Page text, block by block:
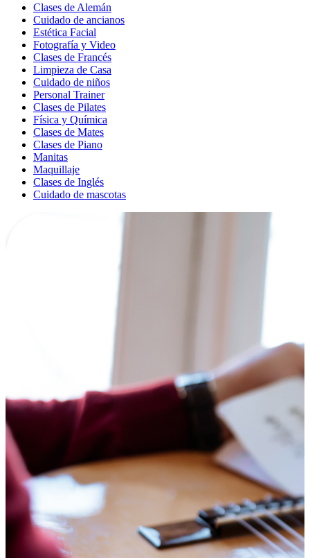
Clases de Alemán
Cuidado de ancianos
Estética Facial
Fotografía y Video
Clases de Francés
Limpieza de Casa
Cuidado de niños
Personal Trainer
Clases de Pilates
Física y Química
Clases de Mates
Clases de Piano
Manitas
Maquillaje
Clases de Inglés
Cuidado de mascotas